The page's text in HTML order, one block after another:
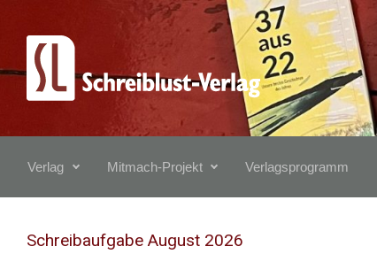
Zum Hauptinhalt springen
Verlag Mitmach-Projekt Verlagsprogramm
Schreibaufgabe August 2026